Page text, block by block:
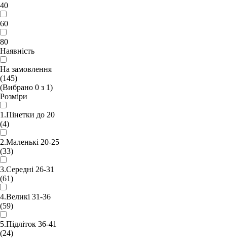
40
60
80
Наявність
На замовлення
(145)
(Вибрано 0 з 1)
Розміри
1.Пінетки до 20
(4)
2.Маленькі 20-25
(33)
3.Середні 26-31
(61)
4.Великі 31-36
(59)
5.Підліток 36-41
(24)